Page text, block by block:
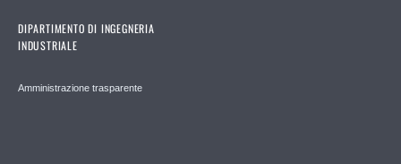
DIPARTIMENTO DI INGEGNERIA
INDUSTRIALE
Amministrazione trasparente